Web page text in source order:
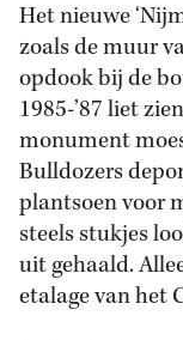
Het nieuwe
zoals de muur
opdook bij de
1985-’87 liet
monument
Bulldozers
plantsoen voor
steels stukjes
uit gehaald.
etalage van het